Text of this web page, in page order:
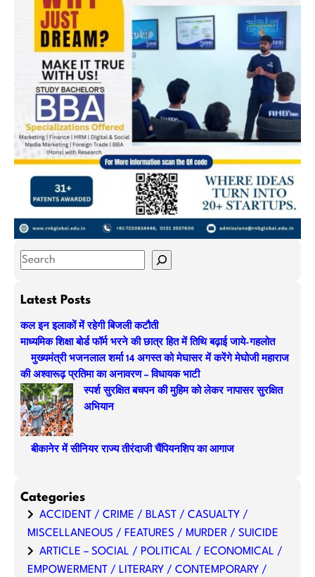
S
a
c
Latest Posts
कल इन इलाकों में रहेगी बिजली कटौती
माध्यमिक शिक्षा बोर्ड फॉर्म भरने की छात्र हित में तिथि बढ़ाई जाये-गहलोत
मुख्यमंत्री भजनलाल शर्मा 14 अगस्त को मेघासर में करेंगे मेघोजी महाराज
की अश्वारूढ़ प्रतिमा का अनावरण – विधायक भाटी
स्पर्श सुरक्षित बचपन की मुहिम को लेकर नापासर सुरक्षित
अभियान
बीकानेर में सीनियर राज्य तीरंदाजी चैंपियनशिप का आगाज
Categories
ACCIDENT / CRIME / BLAST / CASUALTY /
MISCELLANEOUS / FEATURES / MURDER / SUICIDE
ARTICLE – SOCIAL / POLITICAL / ECONOMICAL /
EMPOWERMENT / LITERARY / CONTEMPORARY /